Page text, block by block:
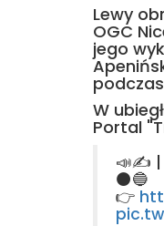
Lewy
OGC
jego
W
Portal
📣✍️ |
⚫️🔵
👉